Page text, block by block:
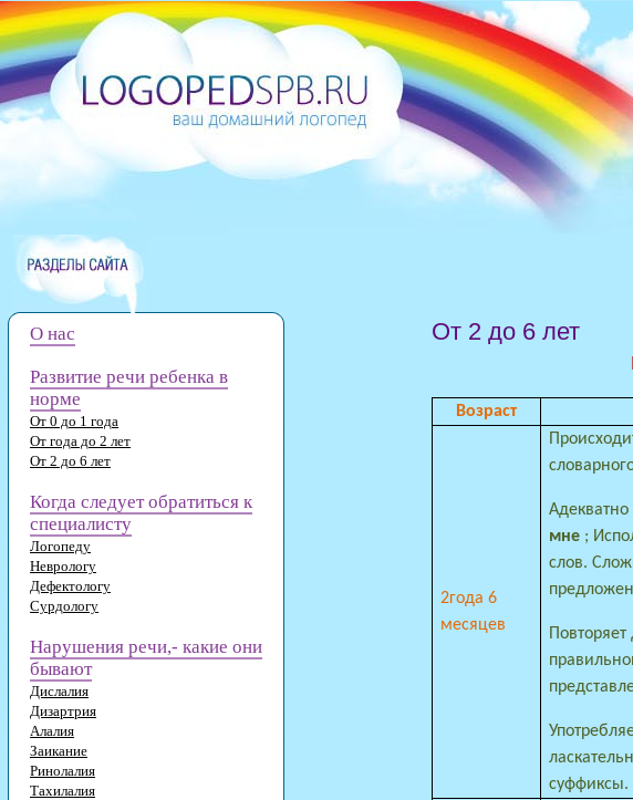
О нас
Развитие речи ребенка в
норме
От 0 до 1 года
От года до 2 лет
От 2 до 6 лет
Когда следует обратиться к
специалисту
Логопеду
Неврологу
Дефектологу
Сурдологу
Нарушения речи,- какие они
бывают
Дислалия
Дизартрия
Алалия
Заикание
Ринолалия
Тахилалия
От 2 до 6 лет
Возраст
2года 6
месяцев
мне ;
слов.
суффиксы.